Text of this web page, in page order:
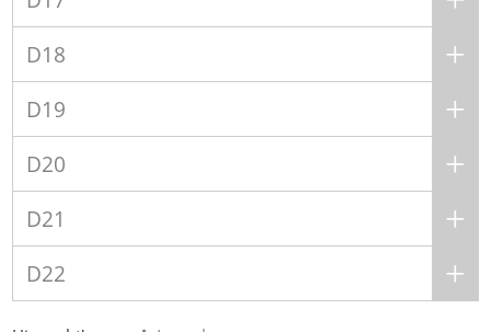
D18
D19
D20
D21
D22